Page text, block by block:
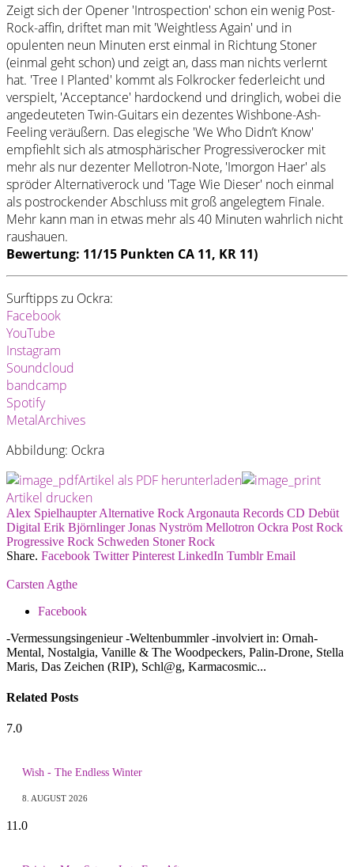
Zeigt sich der Opener 'Introspection' schon ein wenig Post-
Rock-affin, driftet man mit 'Weightless Again' und in
opulenten neun Minuten erst einmal in Richtung Stoner
(einmal geht schon) und zeigt an, dass man nichts verlernt
hat. 'Tree I Planted' kommt als Folkrocker federleicht und
verspielt, 'Acceptance' hardockend und dringlich, wobei die
angedeuteten Twin-Guitars ein dezentes Wishbone-Ash-
Feeling veräußern. Das elegische 'We Who Didn’t Know'
empfiehlt sich als atmosphärischer Progressiverocker mit
mehr als nur dezenter Mellotron-Note, 'Imorgon Haer' als
spröder Alternativerock und 'Tage Wie Dieser' noch einmal
als postrockender Abschluss mit groß angelegtem Finale.
Mehr kann man in etwas mehr als 40 Minuten wahrlich nicht
raushauen.
Bewertung: 11/15 Punkten CA 11, KR 11)
Surftipps zu Ockra:
Facebook
YouTube
Instagram
Soundcloud
bandcamp
Spotify
MetalArchives
Abbildung: Ockra
Artikel als PDF herunterladen
Artikel drucken
Alex Spielhaupter Alternative Rock Argonauta Records CD Debüt
Digital Erik Björnlinger Jonas Nyström Mellotron Ockra Post Rock
Progressive Rock Schweden Stoner Rock
Share. Facebook Twitter Pinterest LinkedIn Tumblr Email
Carsten Agthe
Facebook
-Vermessungsingenieur -Weltenbummler -involviert in: Ornah-
Mental, Nostalgia, Vanille & The Woodpeckers, Palin-Drone, Stella
Maris, Das Zeichen (RIP), Schl@g, Karmacosmic...
Related Posts
7.0
Wish - The Endless Winter
8. AUGUST 2026
11.0